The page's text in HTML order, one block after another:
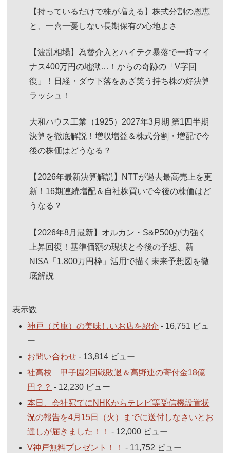
【持っているだけで株が増える】株式分割の恩恵
と、一喜一憂しない長期保有の心地よさ
【波乱相場】為替介入とハイテク暴落で一時マイ
ナス400万円の地獄…！からの奇跡の「V字回
復」！日経・ダウ下落をあざ笑う持ち株の好決算
ラッシュ！
大和ハウス工業（1925）2027年3月期 第1四半期
決算を徹底解説！増収増益＆株式分割・増配で今
後の株価はどうなる？
【2026年最新決算解説】NTTが過去最高売上を更
新！16期連続増配＆自社株買いで今後の株価はど
うなる？
【2026年8月最新】オルカン・S&P500が力強く
上昇回復！基準価額の現状と今後の予想、新
NISA「1,800万円枠」活用で描く未来予想図を徹
底解説
表示数
神戸（兵庫）の美味しいお店を紹介 - 16,751 ビュ
ー
お問い合わせ - 13,814 ビュー
社高校 甲子園2回戦敗退＆高野連の寄付金18億
円？？ - 12,230 ビュー
本日、会社宛てにNHKからテレビ等受信機設置状
況の報告を4月15日（火）までに送付しなさいとお
達しが届きました！！
- 12,000 ビュー
V神戸無料プレゼント！！
- 11,752 ビュー